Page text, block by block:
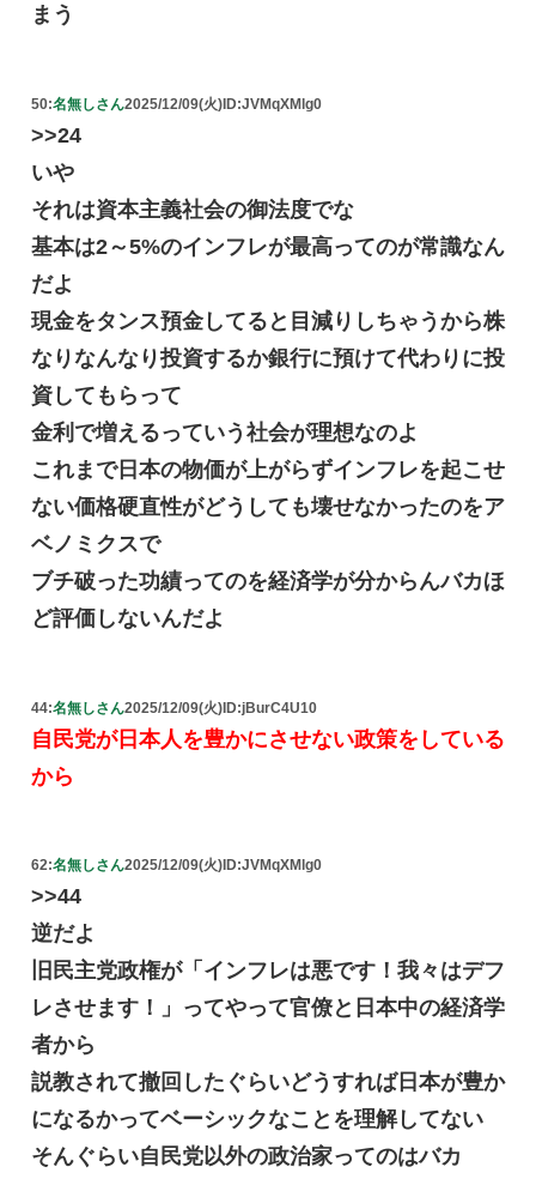
まう
50:名無しさん2025/12/09(火)ID:JVMqXMlg0
>>24
いや
それは資本主義社会の御法度でな
基本は2～5%のインフレが最高ってのが常識なん
だよ
現金をタンス預金してると目減りしちゃうから株
なりなんなり投資するか銀行に預けて代わりに投
資してもらって
金利で増えるっていう社会が理想なのよ
これまで日本の物価が上がらずインフレを起こせ
ない価格硬直性がどうしても壊せなかったのをア
ベノミクスで
ブチ破った功績ってのを経済学が分からんバカほ
ど評価しないんだよ
44:名無しさん2025/12/09(火)ID:jBurC4U10
自民党が日本人を豊かにさせない政策をしている
から
62:名無しさん2025/12/09(火) ID:JVMqXMlg0
>>44
逆だよ
旧民主党政権が「インフレは悪です！我々はデフ
レさせます！」ってやって官僚と日本中の経済学
者から
説教されて撤回したぐらいどうすれば日本が豊か
になるかってベーシックなことを理解してない
そんぐらい自民党以外の政治家ってのはバカ